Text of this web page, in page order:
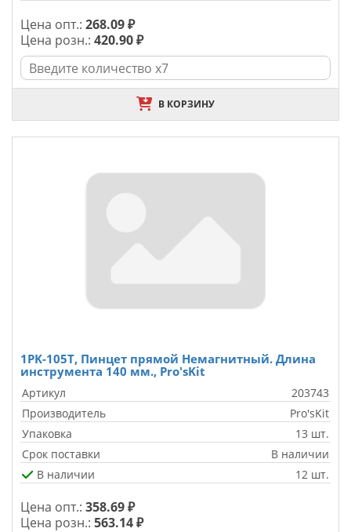
Цена опт.: 268.09 ₽
Цена розн.: 420.90 ₽
В КОРЗИНУ
1PK-105T, Пинцет прямой Немагнитный. Длина
инструмента 140 мм., Pro'sKit
Артикул
203743
Производитель
Pro'sKit
Упаковка
13 шт.
Срок поставки
В наличии
В наличии
12 шт.
Цена опт.: 358.69 ₽
Цена розн.: 563.14 ₽